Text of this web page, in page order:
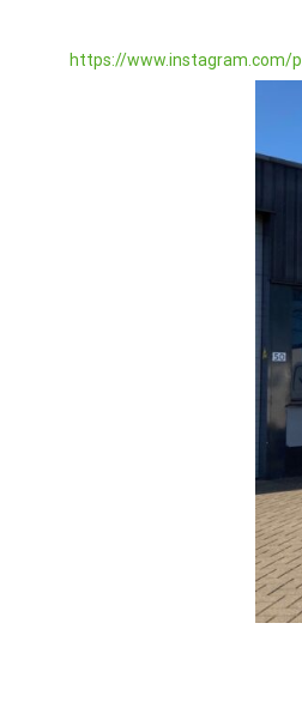
https://www.instagram.com/